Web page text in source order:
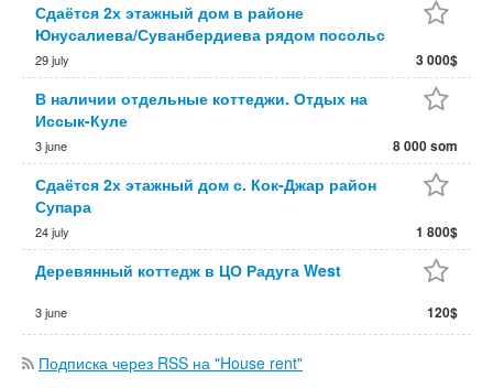
Сдаётся 2х этажный дом в районе
Юнусалиева/Суванбердиева рядом посольс
29 july 3 000$
В наличии отдельные коттеджи. Отдых на
Иссык-Куле
3 june 8 000 som
Сдаётся 2х этажный дом с. Кок-Джар район
Супара
24 july 1 800$
Деревянный коттедж в ЦО Радуга West
3 june 120$
Подписка через RSS на "House rent"